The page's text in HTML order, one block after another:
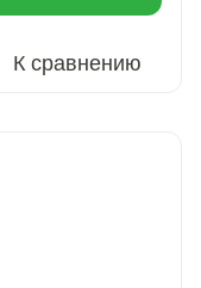
К сравнению